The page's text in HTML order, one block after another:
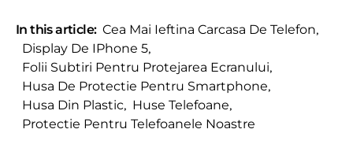
In this article: Cea Mai Ieftina Carcasa De Telefon,
Display De IPhone 5,
Folii Subtiri Pentru Protejarea Ecranului,
Husa De Protectie Pentru Smartphone,
Husa Din Plastic, Huse Telefoane,
Protectie Pentru Telefoanele Noastre